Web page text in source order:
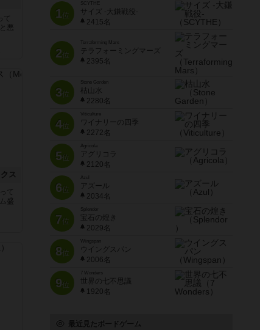
て
悪
ス
て
盛
1位
SCYTHE
サイズ -大鎌戦役-
2415名
2位
Terraforming Mars
テラフォーミングマーズ
2395名
3位
Stone Garden
枯山水
2280名
4位
Viticulture
ワイナリーの四季
2272名
5位
Agricola
アグリコラ
2120名
6位
Azul
アズール
2034名
7位
宝石の煌き
2029名
8位
Wingspan
ウイングスパン
2006名
9位
7 Wonders
世界の七不思議
1920名
最近見たボードゲーム